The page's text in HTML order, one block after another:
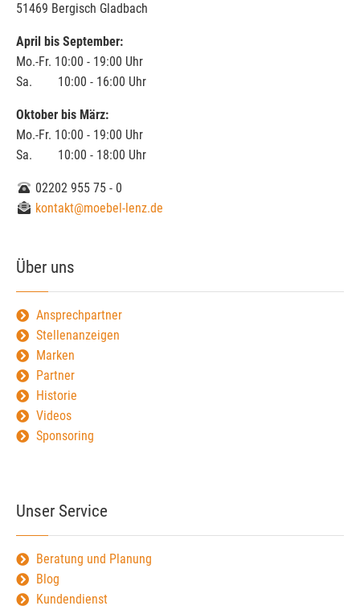
51469 Bergisch Gladbach
April bis September:
Mo.-Fr. 10:00 - 19:00 Uhr
Sa. 10:00 - 16:00 Uhr
Oktober bis März:
Mo.-Fr. 10:00 - 19:00 Uhr
Sa. 10:00 - 18:00 Uhr
02202 955 75 - 0
kontakt@moebel-lenz.de
Über uns
Ansprechpartner
Stellenanzeigen
Marken
Partner
Historie
Videos
Sponsoring
Unser Service
Beratung und Planung
Blog
Kundendienst